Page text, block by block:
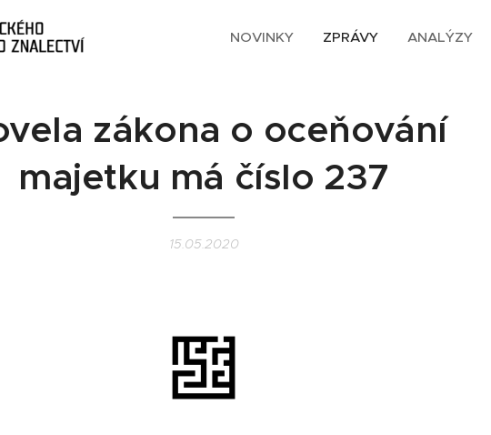
NOVINKY ZPRÁVY ANALÝZY
zákona o oceňování
majetku má číslo 237
15.05.2020